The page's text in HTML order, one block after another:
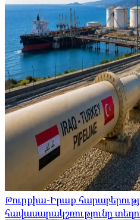
Թուրքիա-Իրաք
հավասարակշռությունը